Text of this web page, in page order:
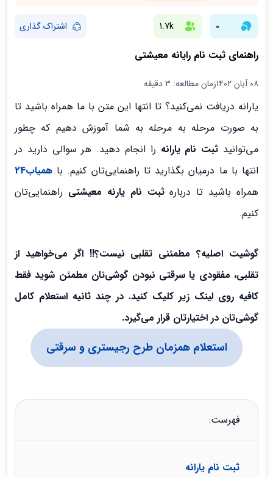
0
1.7k اشتراک گذاری
راهنمای ثبت نام رایانه معیشتی
۰۸ آبان ۱۴۰۲ زمان مطالعه: 3 دقیقه
یارانه دریافت نمی‌کنید؟ تا انتها این متن با ما همراه باشید تا
به صورت مرحله به مرحله به شما آموزش دهیم که چطور
می‌توانید ثبت نام یارانه را انجام دهید. هر سوالی دارید در
انتها با ما درمیان بگذارید تا راهنمایی‌تان کنیم. با همیاب24
همراه باشید تا دربارهثبت نام یارنه معیشتی راهنمایی‌تان
کنیم.
گوشیت اصلیه؟ مطمئنی تقلبی نیست؟!! اگر می‌خواهید از
تقلبی، مفقودی یا سرقتی نبودن گوشی‌تان مطمئن شوید فقط
کافیه روی لینک زیر کلیک کنید. در چند ثانیه استعلام کامل
گوشی‌تان در اختیارتان قرار می‌گیرد.
استعلام همزمان طرح رجیستری و سرقتی
فهرست:
ثبت نام یارانه